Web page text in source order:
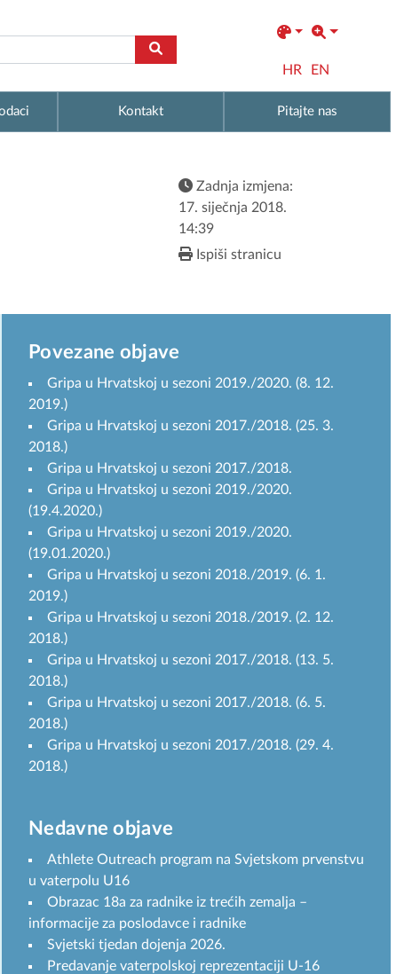
HR EN
Kontakt Pitajte nas
Zadnja izmjena:
17. siječnja 2018.
14:39
Ispiši stranicu
Povezane objave
Gripa u Hrvatskoj u sezoni 2019./2020. (8. 12.
2019.)
Gripa u Hrvatskoj u sezoni 2017./2018. (25. 3.
2018.)
Gripa u Hrvatskoj u sezoni 2017./2018.
Gripa u Hrvatskoj u sezoni 2019./2020.
(19.4.2020.)
Gripa u Hrvatskoj u sezoni 2019./2020.
(19.01.2020.)
Gripa u Hrvatskoj u sezoni 2018./2019. (6. 1.
2019.)
Gripa u Hrvatskoj u sezoni 2018./2019. (2. 12.
2018.)
Gripa u Hrvatskoj u sezoni 2017./2018. (13. 5.
2018.)
Gripa u Hrvatskoj u sezoni 2017./2018. (6. 5.
2018.)
Gripa u Hrvatskoj u sezoni 2017./2018. (29. 4.
2018.)
Nedavne objave
Athlete Outreach program na Svjetskom prvenstvu
u vaterpolu U16
Obrazac 18a za radnike iz trećih zemalja –
informacije za poslodavce i radnike
Svjetski tjedan dojenja 2026.
Predavanje vaterpolskoj reprezentaciji U-16